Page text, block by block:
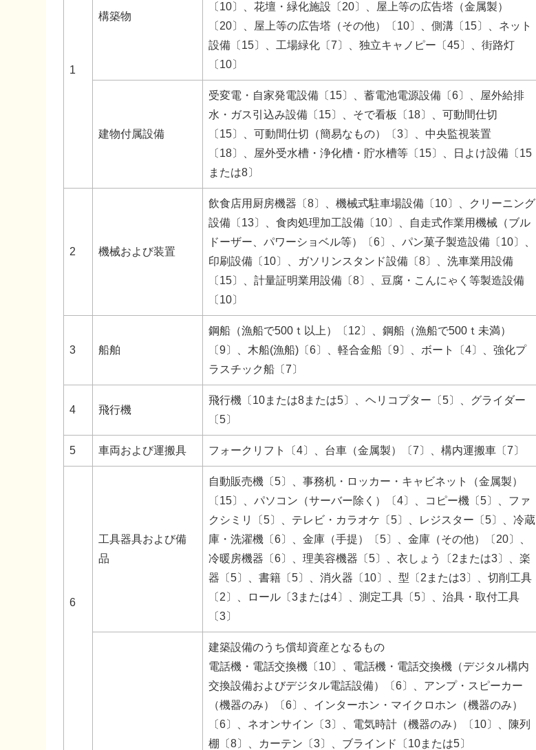
1
構築物
〔10〕、花壇・緑化施設〔20〕、屋上等の広告塔（金属製）
〔20〕、屋上等の広告塔（その他）〔10〕、側溝〔15〕、ネット
設備〔15〕、工場緑化〔7〕、独立キャノピー〔45〕、街路灯
〔10〕
建物付属設備
受変電・自家発電設備〔15〕、蓄電池電源設備〔6〕、屋外給排
水・ガス引込み設備〔15〕、そで看板〔18〕、可動間仕切
〔15〕、可動間仕切（簡易なもの）〔3〕、中央監視装置
〔18〕、屋外受水槽・浄化槽・貯水槽等〔15〕、日よけ設備〔15
または8〕
2 機械および装置
飲食店用厨房機器〔8〕、機械式駐車場設備〔10〕、クリーニング
設備〔13〕、食肉処理加工設備〔10〕、自走式作業用機械（ブル
ドーザー、パワーショベル等）〔6〕、パン菓子製造設備〔10〕、
印刷設備〔10〕、ガソリンスタンド設備〔8〕、洗車業用設備
〔15〕、計量証明業用設備〔8〕、豆腐・こんにゃく等製造設備
〔10〕
3 船舶
鋼船（漁船で500ｔ以上）〔12〕、鋼船（漁船で500ｔ未満）
〔9〕、木船(漁船)〔6〕、軽合金船〔9〕、ボート〔4〕、強化プ
ラスチック船〔7〕
4 飛行機
飛行機〔10または8または5〕、ヘリコプター〔5〕、グライダー
〔5〕
5 車両および運搬具 フォークリフト〔4〕、台車（金属製）〔7〕、構内運搬車〔7〕
6
工具器具および備
品
自動販売機〔5〕、事務机・ロッカー・キャビネット（金属製）
〔15〕、パソコン（サーバー除く）〔4〕、コピー機〔5〕、ファ
クシミリ〔5〕、テレビ・カラオケ〔5〕、レジスター〔5〕、冷蔵
庫・洗濯機〔6〕、金庫（手提）〔5〕、金庫（その他）〔20〕、
冷暖房機器〔6〕、理美容機器〔5〕、衣しょう〔2または3〕、楽
器〔5〕、書籍〔5〕、消火器〔10〕、型〔2または3〕、切削工具
〔2〕、ロール〔3または4〕、測定工具〔5〕、治具・取付工具
〔3〕
建築設備のうち償却資産となるもの
電話機・電話交換機〔10〕、電話機・電話交換機（デジタル構内
交換設備およびデジタル電話設備）〔6〕、アンプ・スピーカー
（機器のみ）〔6〕、インターホン・マイクロホン（機器のみ）
〔6〕、ネオンサイン〔3〕、電気時計（機器のみ）〔10〕、陳列
棚〔8〕、カーテン〔3〕、ブラインド〔10または5〕